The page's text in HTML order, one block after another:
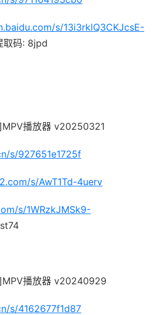
s/13i3rklQ3CKJcsE-
取码: 8jpd
播放器 v20250321
s/927651e1725f
s/AwT1Td-4uerv
s/1WRzkJMSk9-
播放器 v20240929
s/4162677f1d87